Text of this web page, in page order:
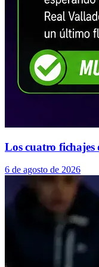
Los cuatro fichajes
6 de agosto de 2026